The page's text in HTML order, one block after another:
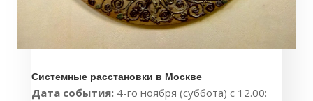
Системные расстановки в Москве
Дата события: 4-го ноября (суббота) c 12.00: